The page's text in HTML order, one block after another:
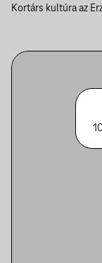
Kortárs kultúra az